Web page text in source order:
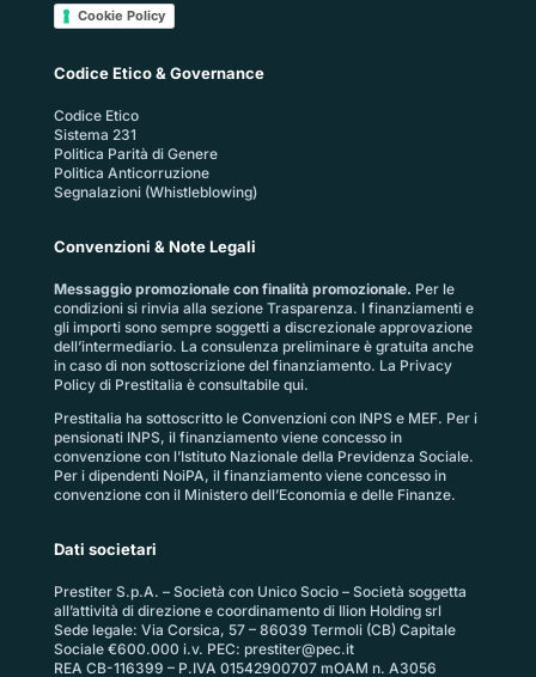
Cookie Policy
Codice Etico & Governance
Codice Etico
Sistema 231
Politica Parità di Genere
Politica Anticorruzione
Segnalazioni (Whistleblowing)
Convenzioni & Note Legali
Messaggio promozionale con finalità promozionale. Per le
condizioni si rinvia alla sezione Trasparenza. I finanziamenti e
gli importi sono sempre soggetti a discrezionale approvazione
dell’intermediario. La consulenza preliminare è gratuita anche
in caso di non sottoscrizione del finanziamento. La Privacy
Policy di Prestitalia è consultabile qui.
Prestitalia ha sottoscritto le Convenzioni con INPS e MEF. Per i
pensionati INPS, il finanziamento viene concesso in
convenzione con l’Istituto Nazionale della Previdenza Sociale.
Per i dipendenti NoiPA, il finanziamento viene concesso in
convenzione con il Ministero dell’Economia e delle Finanze.
Dati societari
Prestiter S.p.A. – Società con Unico Socio – Società soggetta
all’attività di direzione e coordinamento di Ilion Holding srl
Sede legale: Via Corsica, 57 – 86039 Termoli (CB) Capitale
Sociale €600.000 i.v. PEC: prestiter@pec.it
REA CB-116399 – P.IVA 01542900707 mOAM n. A3056